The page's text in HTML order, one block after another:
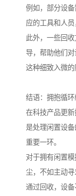
例如，部分设
应的工具和人员
此外，一些回
导，帮助他们对
这种细致入微的
结语：拥抱循
在科技产品更
是处理闲置设
重要一环。
对于拥有闲置
尘，不如主动寻
通过回收，设